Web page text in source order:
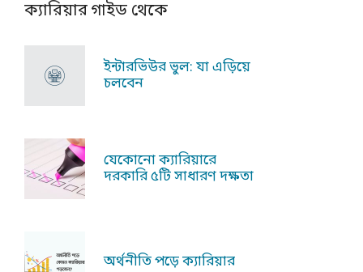
ক্যারিয়ার গাইড থেকে
ইন্টারভিউর ভুল: যা এড়িয়ে
চলবেন
যেকোনো ক্যারিয়ারে
দরকারি ৫টি সাধারণ দক্ষতা
অর্থনীতি পড়ে ক্যারিয়ার